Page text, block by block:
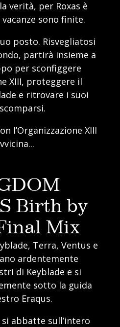
verità, per Roxas è
sono finite.
posto. Risvegliatosi
partirà insieme a
per sconfiggere
XIII, proteggere il
e ritrovare i suoi
l’Organizzazione XIII
Birth by
Mix
Terra, Ventus e
ardentemente
di Keyblade e si
sotto la guida
Eraqus.
abbatte sull’intero